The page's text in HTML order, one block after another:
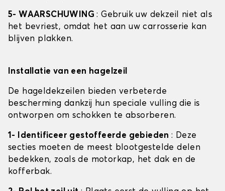
5- WAARSCHUWING: Gebruik uw dekzeil niet als
het bevriest, omdat het aan uw carrosserie kan
blijven plakken.
Installatie van een hagelzeil
De hageldekzeilen bieden verbeterde
bescherming dankzij hun speciale vulling die is
ontworpen om schokken te absorberen.
1- Identificeer gestoffeerde gebieden: Deze
secties moeten de meest blootgestelde delen
bedekken, zoals de motorkap, het dak en de
kofferbak.